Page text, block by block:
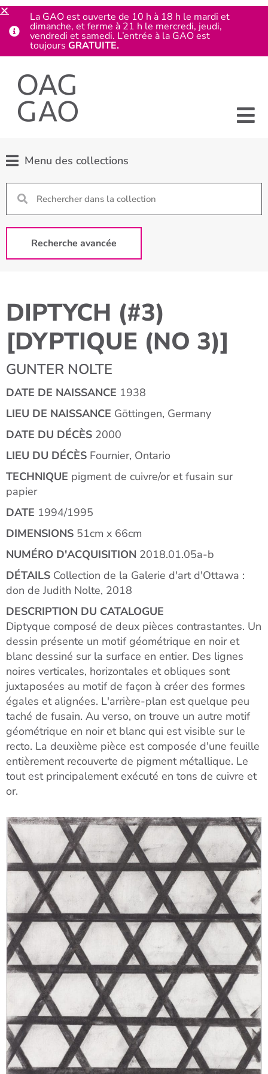
Menu des collections
Recherche avancée
DIPTYCH (#3)
[DYPTIQUE (NO 3)]
GUNTER NOLTE
DATE DE NAISSANCE 1938
LIEU DE NAISSANCE Göttingen, Germany
DATE DU DÉCÈS 2000
LIEU DU DÉCÈS Fournier, Ontario
TECHNIQUE pigment de cuivre/or et fusain sur
papier
DATE 1994/1995
DIMENSIONS 51cm x 66cm
NUMÉRO D'ACQUISITION 2018.01.05a-b
DÉTAILS Collection de la Galerie d'art d'Ottawa :
don de Judith Nolte, 2018
DESCRIPTION DU CATALOGUE
Diptyque composé de deux pièces contrastantes. Un
dessin présente un motif géométrique en noir et
blanc dessiné sur la surface en entier. Des lignes
noires verticales, horizontales et obliques sont
juxtaposées au motif de façon à créer des formes
égales et alignées. L'arrière-plan est quelque peu
taché de fusain. Au verso, on trouve un autre motif
géométrique en noir et blanc qui est visible sur le
recto. La deuxième pièce est composée d'une feuille
entièrement recouverte de pigment métallique. Le
tout est principalement exécuté en tons de cuivre et
or.
La GAO est ouverte de 10 h à 18 h le mardi et
dimanche, et ferme à 21 h le mercredi, jeudi,
vendredi et samedi. L’entrée à la GAO est
toujours GRATUITE.